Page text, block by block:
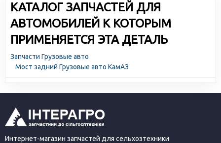
КАТАЛОГ ЗАПЧАСТЕЙ ДЛЯ
АВТОМОБИЛЕЙ К КОТОРЫМ
ПРИМЕНЯЕТСЯ ЭТА ДЕТАЛЬ
Запчасти Грузовые авто
Мост задний Грузовые авто КамАЗ
Интернет-магазин запчастей для сельхозтехники